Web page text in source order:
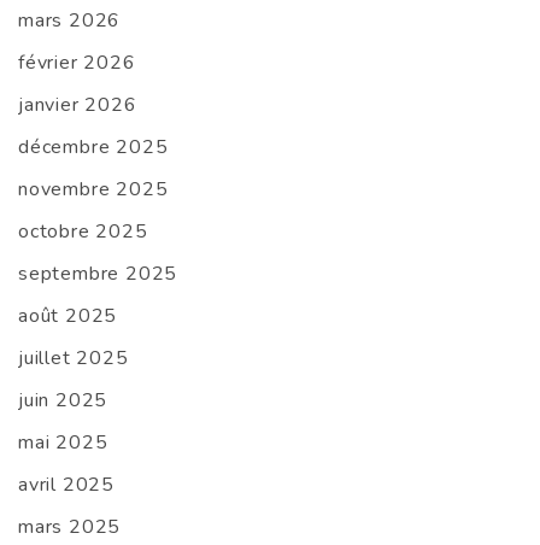
mars 2026
février 2026
janvier 2026
décembre 2025
novembre 2025
octobre 2025
septembre 2025
août 2025
juillet 2025
juin 2025
mai 2025
avril 2025
mars 2025